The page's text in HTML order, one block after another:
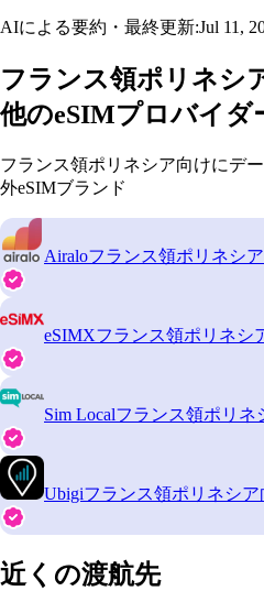
AIによる要約・最終更新:Jul 11,
フランス領ポリネシ
他のeSIMプロバイダ
フランス領ポリネシア向けにデ
外eSIMブランド
Airaloフランス領ポリネシ
eSIMXフランス領ポリネシ
Sim Localフランス領ポリネ
Ubigiフランス領ポリネシ
近くの渡航先